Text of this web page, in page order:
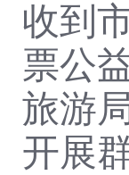
收到
票公
旅游
开展